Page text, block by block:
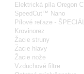
Elektrická píla Oregon
SpeedCut™ Nano
Pílové reťaze -
Krovinorez
Žacie struny
Žacie hlavy
Žacie nože
Vzduchové filtre